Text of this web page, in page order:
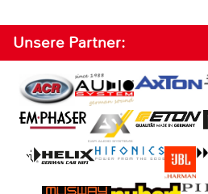
Unsere Partner: